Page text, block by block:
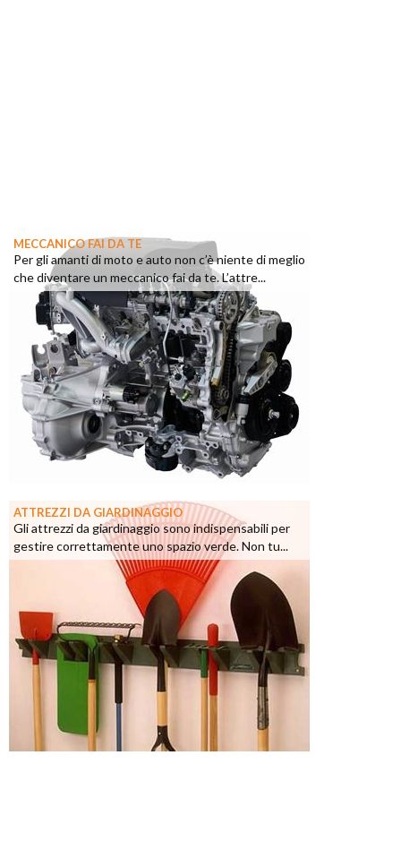
MECCANICO FAI DA TE
Per gli amanti di moto e auto non c’è niente di meglio
che diventare un meccanico fai da te. L’attre...
ATTREZZI DA GIARDINAGGIO
Gli attrezzi da giardinaggio sono indispensabili per
gestire correttamente uno spazio verde. Non tu...